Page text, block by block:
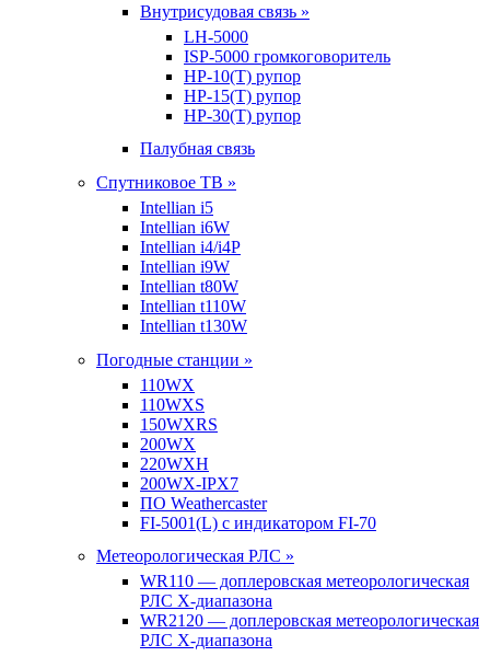
Внутрисудовая связь »
LH-5000
ISP-5000 громкоговоритель
HP-10(T) рупор
HP-15(T) рупор
HP-30(T) рупор
Палубная связь
Спутниковое ТВ »
Intellian i5
Intellian i6W
Intellian i4/i4P
Intellian i9W
Intellian t80W
Intellian t110W
Intellian t130W
Погодные станции »
110WX
110WXS
150WXRS
200WX
220WXH
200WX-IPX7
ПО Weathercaster
FI-5001(L) с индикатором FI-70
Метеорологическая РЛС »
WR110 — доплеровская метеорологическая
РЛС X-диапазона
WR2120 — доплеровская метеорологическая
РЛС X-диапазона